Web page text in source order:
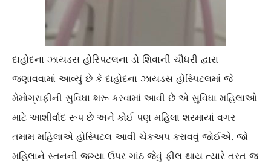
દાહોદના ઝાયડસ હોસ્પિટલના ડો શિવાની ચૌધરી દ્વારા
જણાવવામાં આવ્યું છે કે દાહોદના ઝાયડસ હોસ્પિટલમાં જે
મેમોગ્રાફીની સુવિધા શરૂ કરવામાં આવી છે એ સુવિધા મહિલાઓ
માટે આશીર્વાદ રૂપ છે અને કોઈ પણ મહિલા શરમાયાં વગર
તમામ મહિલાએ હોસ્પિટલ આવી ચેકઅપ કરાવવું જોઈએ. જો
મહિલાને સ્તનની જગ્યા ઉપર ગાંઠ જેવું ફીલ થાય ત્યારે તરત જ